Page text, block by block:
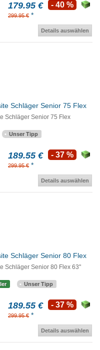
179.95 €
299.95 € *
- 40 %
Details auswählen
Schläger Senior 75 Flex
Schläger Senior 75 Flex
Unser Tipp
189.55 €
299.95 € *
- 37 %
Details auswählen
Schläger Senior 80 Flex
Schläger Senior 80 Flex 63"
Unser Tipp
189.55 €
299.95 € *
- 37 %
Details auswählen